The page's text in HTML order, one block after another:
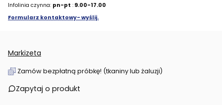
Infolinia czynna: pn-pt : 9.00-17.00
Formularz kontaktowy- wyślij.
Markizeta
Zamów bezpłatną próbkę! (tkaniny lub żaluzji)
Zapytaj o produkt